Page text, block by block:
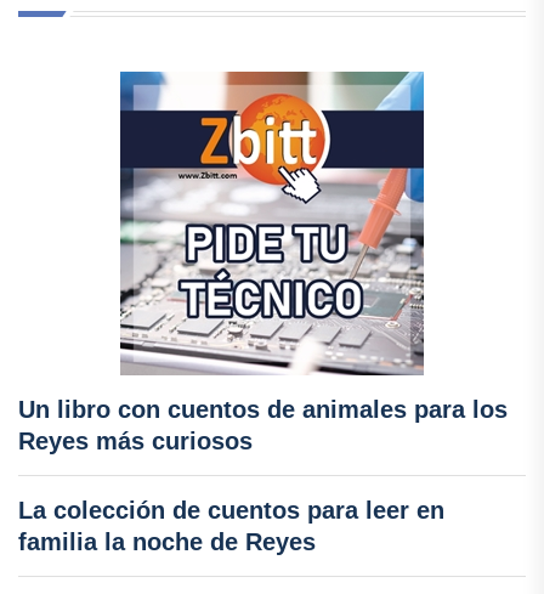
Un libro con cuentos de animales para los
Reyes más curiosos
La colección de cuentos para leer en
familia la noche de Reyes